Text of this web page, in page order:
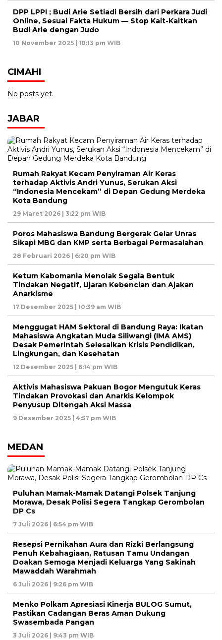
DPP LPPI ; Budi Arie Setiadi Bersih dari Perkara Judi
Online, Sesuai Fakta Hukum — Stop Kait-Kaitkan
Budi Arie dengan Judo
10 November 2025 | 10:13 pm WIB
CIMAHI
No posts yet.
JABAR
Rumah Rakyat Kecam Penyiraman Air Keras
terhadap Aktivis Andri Yunus, Serukan Aksi
“Indonesia Mencekam” di Depan Gedung Merdeka
Kota Bandung
29 Maret 2026 | 3:22 pm WIB
Poros Mahasiswa Bandung Bergerak Gelar Unras
Sikapi MBG dan KMP serta Berbagai Permasalahan
28 Februari 2026 | 6:20 pm WIB
Ketum Kabomania Menolak Segala Bentuk
Tindakan Negatif, Ujaran Kebencian dan Ajakan
Anarkisme
17 Desember 2025 | 10:39 am WIB
Menggugat HAM Sektoral di Bandung Raya: Ikatan
Mahasiswa Angkatan Muda Siliwangi (IMA AMS)
Desak Pemerintah Selesaikan Krisis Pendidikan,
Lingkungan, dan Kesehatan
12 Desember 2025 | 6:14 pm WIB
Aktivis Mahasiswa Pakuan Bogor Mengutuk Keras
Tindakan Provokasi dan Anarkis Kelompok
Penyusup Ditengah Aksi Massa
9 Desember 2025 | 4:57 pm WIB
MEDAN
Puluhan Mamak-Mamak Datangi Polsek Tanjung
Morawa, Desak Polisi Segera Tangkap Gerombolan
DP Cs
7 Juli 2026 | 6:54 pm WIB
Resepsi Pernikahan Aura dan Rizki Berlangsung
Penuh Kebahagiaan, Ratusan Tamu Undangan
Doakan Semoga Menjadi Keluarga Yang Sakinah
Mawaddah Warahmah
6 Juli 2026 | 9:26 pm WIB
Menko Polkam Apresiasi Kinerja BULOG Sumut,
Pastikan Cadangan Beras Aman Dukung
Swasembada Pangan
3 Juli 2026 | 9:43 pm WIB